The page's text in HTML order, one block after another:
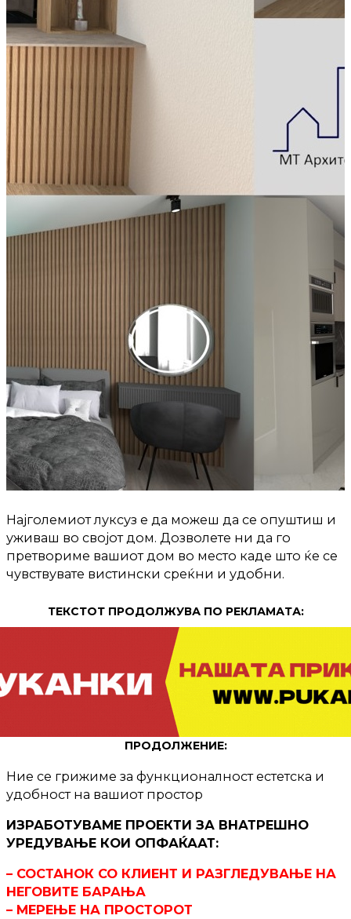
Најголемиот луксуз е да можeш да се опуштиш и
уживаш во својот дом. Дозволете ни да го
претвориме вашиот дом во место каде што ќе се
чувствувате вистински среќни и удобни.
ТЕКСТОТ ПРОДОЛЖУВА ПО РЕКЛАМАТА:
ПРОДОЛЖЕНИЕ:
Ние се грижиме за функционалност естетска и
удобност на вашиот простор
ИЗРАБОТУВАМЕ ПРОЕКТИ ЗА ВНАТРЕШНО
УРЕДУВАЊЕ КОИ ОПФАЌААТ:
– СОСТАНОК СО КЛИЕНТ И РАЗГЛЕДУВАЊЕ НА
НЕГОВИТЕ БАРАЊА
– MЕРЕЊЕ НА ПРОСТОРОТ